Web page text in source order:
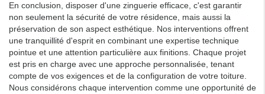
En conclusion, disposer d'une zinguerie efficace, c'est garantir
non seulement la sécurité de votre résidence, mais aussi la
préservation de son aspect esthétique. Nos interventions offrent
une tranquillité d'esprit en combinant une expertise technique
pointue et une attention particulière aux finitions. Chaque projet
est pris en charge avec une approche personnalisée, tenant
compte de vos exigences et de la configuration de votre toiture.
Nous considérons chaque intervention comme une opportunité de